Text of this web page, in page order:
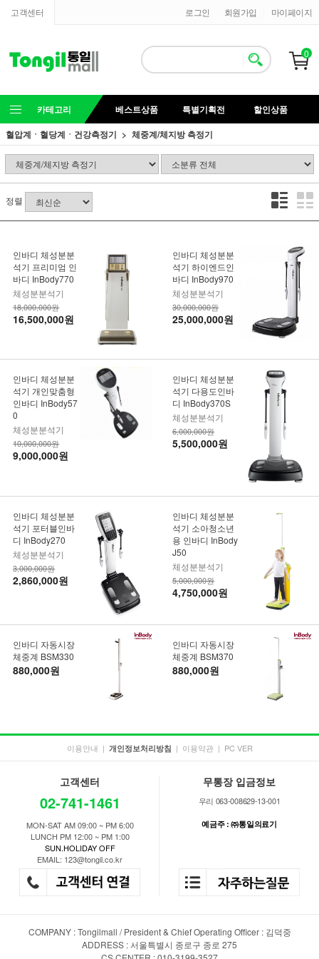
고객센터 마이페이지
회원가입
로그인
0
카테고리 베스트상품 특별기획전
할인상품
혈압계ㆍ혈당계ㆍ건강측정기
체중계/체지방 측정기
정렬
인바디 체성분분
석기 프리미엄 인
바디 InBody770
체성분분석기
18,000,000원
16,500,000원
인바디 체성분분
석기 하이엔드인
바디 InBody970
체성분분석기
30,000,000원
25,000,000원
인바디 체성분분
석기 개인맞춤형
인바디 InBody57
0
체성분분석기
10,000,000원
9,000,000원
인바디 체성분분
석기 다용도인바
디 InBody370S
체성분분석기
6,000,000원
5,500,000원
인바디 체성분분
석기 포터블인바
디 InBody270
체성분분석기
3,000,000원
2,860,000원
인바디 체성분분
석기 소아청소년
용 인바디 InBody
J50
체성분분석기
5,000,000원
4,750,000원
인바디 자동시장
체중계 BSM330
880,000원
인바디 자동시장
체중계 BSM370
880,000원
이용안내 | 개인정보처리방침 | 이용약관 | PC VER
고객센터
02-741-1461
MON-SAT AM 09:00 ~ PM 6:00
LUNCH PM 12:00 ~ PM 1:00
SUN.HOLIDAY OFF
EMAIL: 123@tongil.co.kr
무통장 입금정보
우리 063-008629-13-001
예금주 : ㈜통일의료기
COMPANY : Tongilmall / President & Chief Operating Officer : 김덕중
ADDRESS : 서울특별시 종로구 종로 275